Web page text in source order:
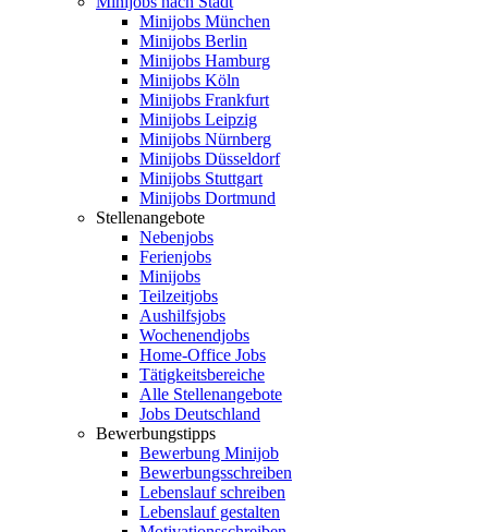
Minijobs München
Minijobs Berlin
Minijobs Hamburg
Minijobs Köln
Minijobs Frankfurt
Minijobs Leipzig
Minijobs Nürnberg
Minijobs Düsseldorf
Minijobs Stuttgart
Minijobs Dortmund
Stellenangebote
Nebenjobs
Ferienjobs
Minijobs
Teilzeitjobs
Aushilfsjobs
Wochenendjobs
Home-Office Jobs
Tätigkeitsbereiche
Alle Stellenangebote
Jobs Deutschland
Bewerbungstipps
Bewerbung Minijob
Bewerbungsschreiben
Lebenslauf schreiben
Lebenslauf gestalten